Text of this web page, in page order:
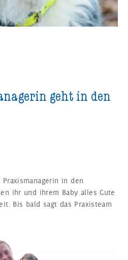
geht in den
in den
ihr und ihrem Baby alles Gute
Bis bald sagt das Praxisteam